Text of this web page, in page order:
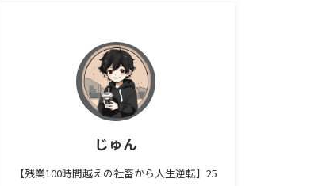
じゅん
【残業100時間越えの社畜から人生逆転】25